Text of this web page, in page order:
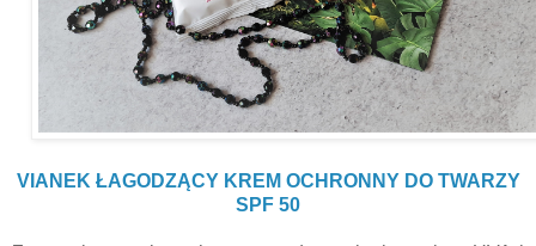
VIANEK ŁAGODZĄCY KREM OCHRONNY DO TWARZY
SPF 50